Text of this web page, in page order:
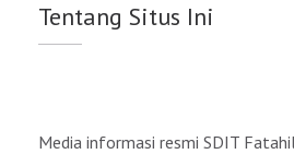
Tentang Situs Ini
Media informasi resmi SDIT